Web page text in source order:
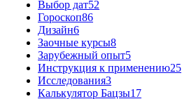
Выбор дат52
Гороскоп86
Дизайн6
Заочные курсы8
Зарубежный опыт5
Инструкция к применению25
Исследования3
Калькулятор Бацзы17